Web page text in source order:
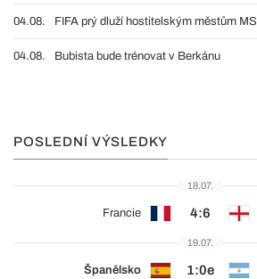
04.08. FIFA prý dluží hostitelským městům MS
04.08. Bubista bude trénovat v Berkánu
POSLEDNÍ VÝSLEDKY
18.07.
Francie 4:6
19.07.
Španělsko 1:0e